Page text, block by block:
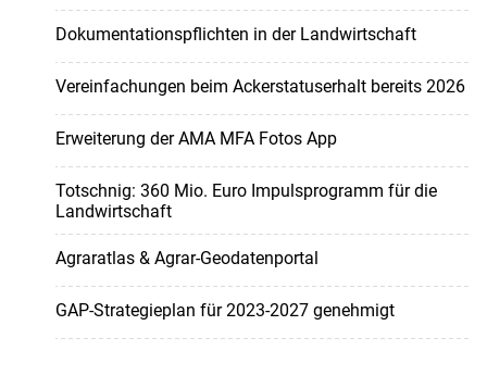
Dokumentationspflichten in der Landwirtschaft
Vereinfachungen beim Ackerstatuserhalt bereits 2026
Erweiterung der AMA MFA Fotos App
Totschnig: 360 Mio. Euro Impulsprogramm für die
Landwirtschaft
Agraratlas & Agrar-Geodatenportal
GAP-Strategieplan für 2023-2027 genehmigt